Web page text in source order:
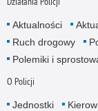
Aktualności
Ruch drogowy
Polemiki i
O Policji
Jednostki